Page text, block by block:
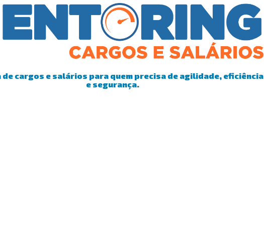
de cargos e salários para quem precisa de agilidade, eficiência
e segurança.